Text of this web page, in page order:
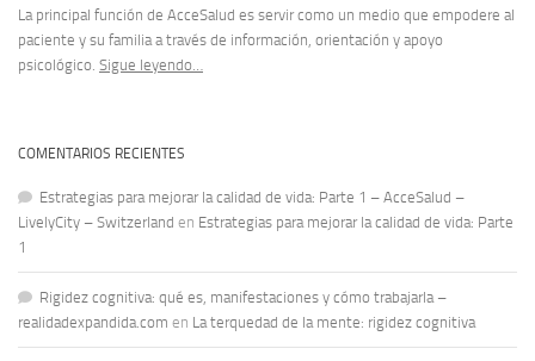
La principal función de AcceSalud es servir como un medio que empodere al
paciente y su familia a través de información, orientación y apoyo
psicológico. Sigue leyendo…
COMENTARIOS RECIENTES
Estrategias para mejorar la calidad de vida: Parte 1 – AcceSalud –
LivelyCity – Switzerland en Estrategias para mejorar la calidad de vida: Parte
1
Rigidez cognitiva: qué es, manifestaciones y cómo trabajarla –
realidadexpandida.com en La terquedad de la mente: rigidez cognitiva